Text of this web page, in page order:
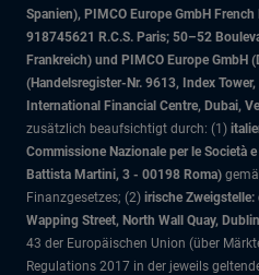
Spanien), PIMCO Europe GmbH
918745621 R.C.S. Paris; 50–52
Frankreich) und PIMCO Europe GmbH
(Handelsregister-Nr. 9613, Index
International Financial Centre, Dubai,
zusätzlich beaufsichtigt durch: (1)
Commissione Nazionale per le Società
Battista Martini, 3 - 00198 Roma)
Finanzgesetzes; (2) irische Zweigstelle:
Wapping Street, North Wall Quay,
43 der Europäischen Union (über
Regulations 2017 in der jeweils